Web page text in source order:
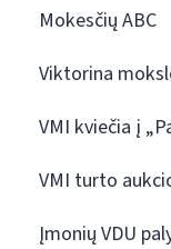
Mokesčių ABC
Viktorina
VMI kviečia į
VMI turto
Įmonių VDU